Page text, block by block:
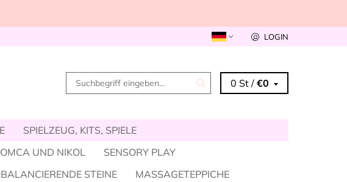
LOGIN
0 St /€0
SPIELZEUG, KITS, SPIELE
UND NIKOL
SENSORY PLAY
STEINE
MASSAGETEPPICHE